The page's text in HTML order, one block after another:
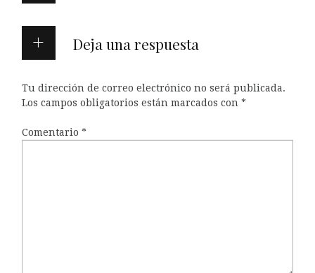
Deja una respuesta
Tu dirección de correo electrónico no será publicada.
Los campos obligatorios están marcados con *
Comentario *